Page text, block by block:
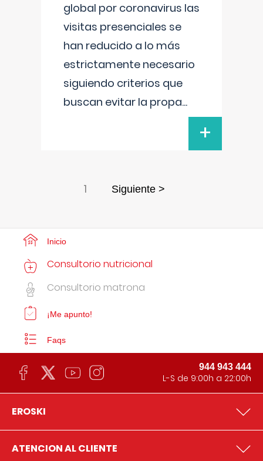
global por coronavirus las
visitas presenciales se
han reducido a lo más
estrictamente necesario
siguiendo criterios que
buscan evitar la propa...
+
1 Siguiente >
Inicio
Consultorio nutricional
Consultorio matrona
¡Me apunto!
Faqs
944 943 444
L-S de 9:00h a 22:00h
EROSKI
ATENCION AL CLIENTE